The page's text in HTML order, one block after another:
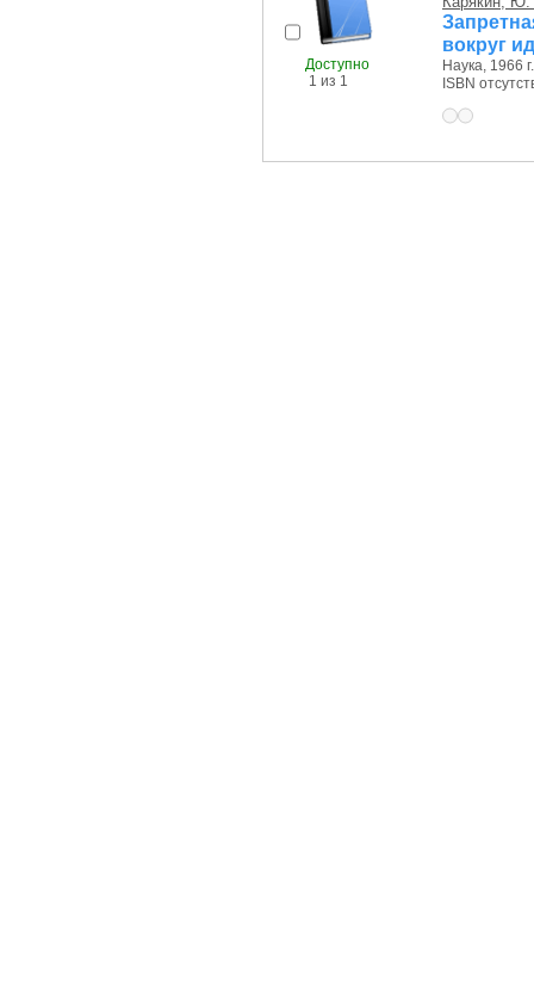
Доступно
1 из 1
вокруг
Наука, 1966 г.
ISBN